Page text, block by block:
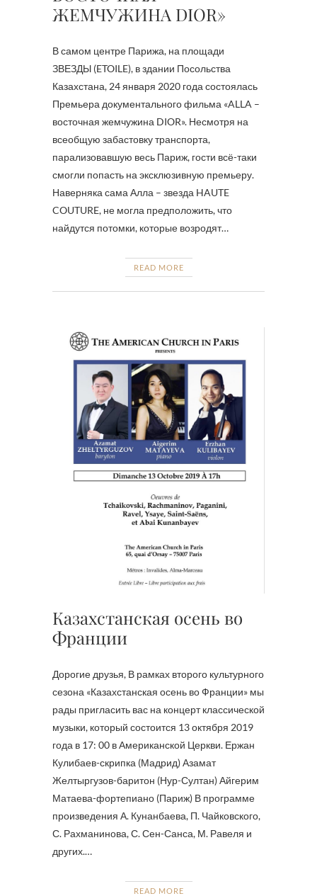
ЖЕМЧУЖИНА DIOR»
В самом центре Парижа, на площади
ЗВЕЗДЫ (ETOILE), в здании Посольства
Казахстана, 24 января 2020 года состоялась
Премьера документального фильма «ALLA –
восточная жемчужина DIOR». Несмотря на
всеобщую забастовку транспорта,
парализовавшую весь Париж, гости всё-таки
смогли попасть на эксклюзивную премьеру.
Наверняка сама Алла – звезда HAUTE
COUTURE, не могла предположить, что
найдутся потомки, которые возродят…
READ MORE
Казахстанская осень во
Франции
Дорогие друзья, В рамках второго культурного
сезона «Казахстанская осень во Франции» мы
рады пригласить вас на концерт классической
музыки, который состоится 13 октября 2019
года в 17: 00 в Американской Церкви. Ержан
Кулибаев-скрипка (Мадрид) Азамат
Желтыргузов-баритон (Нур-Султан) Айгерим
Матаева-фортепиано (Париж) В программе
произведения А. Кунанбаева, П. Чайковского,
С. Рахманинова, С. Сен-Санса, М. Равеля и
других.…
READ MORE